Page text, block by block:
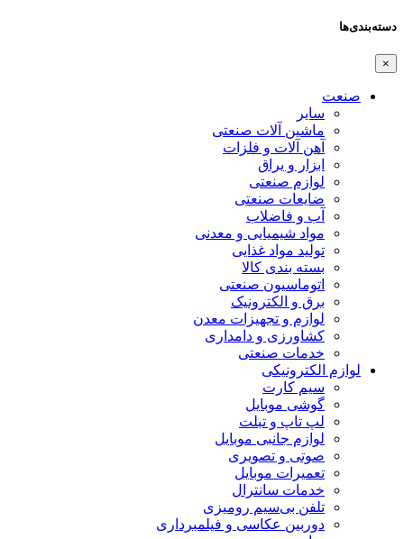
دسته‌بندی‌ها
×
صنعت
سایر
ماشین آلات صنعتی
آهن آلات و فلزات
ابزار و یراق
لوازم صنعتی
ضایعات صنعتی
آب و فاضلاب
مواد شیمیایی و معدنی
تولید مواد غذایی
بسته بندی کالا
اتوماسیون صنعتی
برق و الکترونیک
لوازم و تجهیزات معدن
کشاورزی و دامداری
خدمات صنعتی
لوازم الکترونیکی
سیم کارت
گوشی موبایل
لپ تاپ و تبلت
لوازم جانبی موبایل
صوتی و تصویری
تعمیرات موبایل
خدمات سانترال
تلفن بی‌سیم رومیزی
دوربین عکاسی و فیلمبرداری